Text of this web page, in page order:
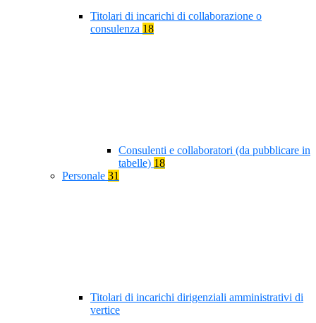
Titolari di incarichi di collaborazione o
consulenza 18
Consulenti e collaboratori (da pubblicare in
tabelle) 18
Personale 31
Titolari di incarichi dirigenziali amministrativi di
vertice